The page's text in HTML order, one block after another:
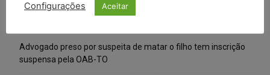
Meta é alvo de denúncia após anúncios com conteúdo sexual
Advogado preso por suspeita de matar o filho tem inscrição
suspensa pela OAB-TO
Configurações Aceitar